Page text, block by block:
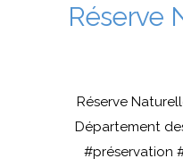
Réserve
Réserve
Département
#préservation